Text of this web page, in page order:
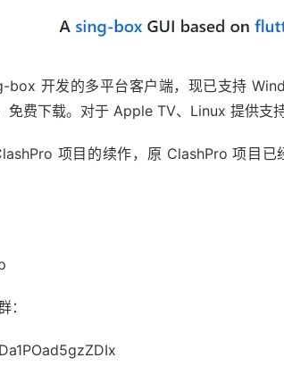
box 开发的多平台客户端，现已支持
费下载。对于 Apple TV、Linux 提供支
项目的续作，原 ClashPro 项目
：